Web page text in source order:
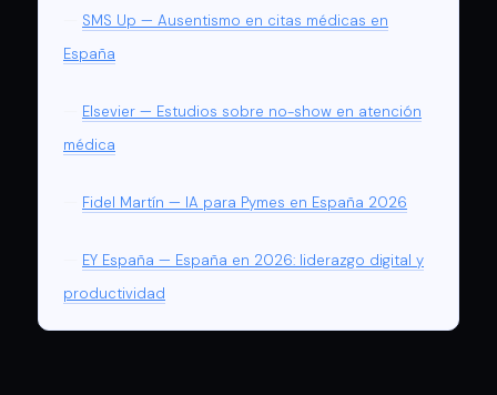
SMS Up — Ausentismo en citas médicas en
España
Elsevier — Estudios sobre no-show en atención
médica
Fidel Martín — IA para Pymes en España 2026
EY España — España en 2026: liderazgo digital y
productividad